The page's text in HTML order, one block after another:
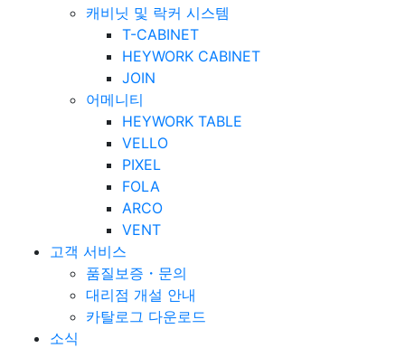
캐비닛 및 락커 시스템
T-CABINET
HEYWORK CABINET
JOIN
어메니티
HEYWORK TABLE
VELLO
PIXEL
FOLA
ARCO
VENT
고객 서비스
품질보증・문의
대리점 개설 안내
카탈로그 다운로드
소식